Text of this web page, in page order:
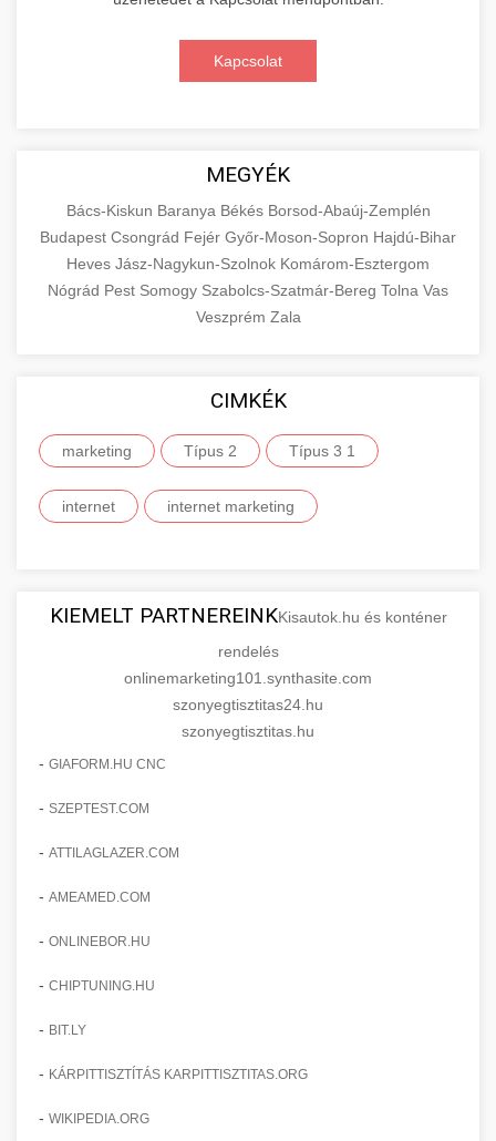
Kapcsolat
MEGYÉK
Bács-Kiskun Baranya Békés Borsod-Abaúj-Zemplén
Budapest Csongrád Fejér Győr-Moson-Sopron Hajdú-Bihar
Heves Jász-Nagykun-Szolnok Komárom-Esztergom
Nógrád Pest Somogy Szabolcs-Szatmár-Bereg Tolna Vas
Veszprém Zala
CIMKÉK
marketing Típus 2 Típus 3 1
internet internet marketing
KIEMELT PARTNEREINKKisautok.hu és konténer
rendelés
onlinemarketing101.synthasite.com
szonyegtisztitas24.hu
szonyegtisztitas.hu
- GIAFORM.HU CNC
- SZEPTEST.COM
- ATTILAGLAZER.COM
- AMEAMED.COM
- ONLINEBOR.HU
- CHIPTUNING.HU
- BIT.LY
- KÁRPITTISZTÍTÁS KARPITTISZTITAS.ORG
- WIKIPEDIA.ORG